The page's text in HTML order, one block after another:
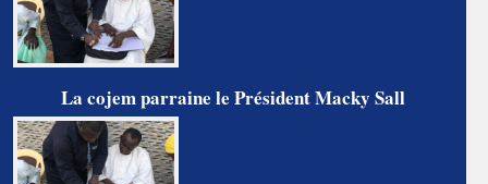
La cojem parraine le Président Macky Sall